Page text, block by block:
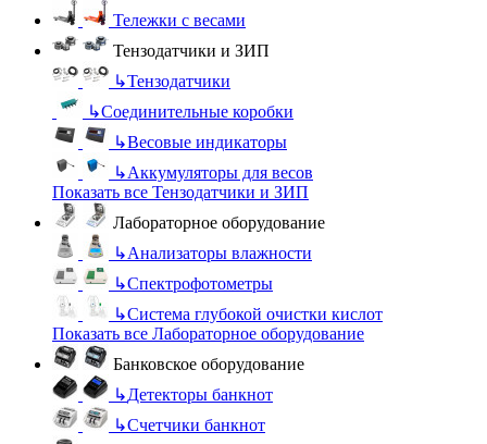
Тележки с весами
Тензодатчики и ЗИП
↳Тензодатчики
↳Соединительные коробки
↳Весовые индикаторы
↳Аккумуляторы для весов
Показать все Тензодатчики и ЗИП
Лабораторное оборудование
↳Анализаторы влажности
↳Спектрофотометры
↳Система глубокой очистки кислот
Показать все Лабораторное оборудование
Банковское оборудование
↳Детекторы банкнот
↳Счетчики банкнот